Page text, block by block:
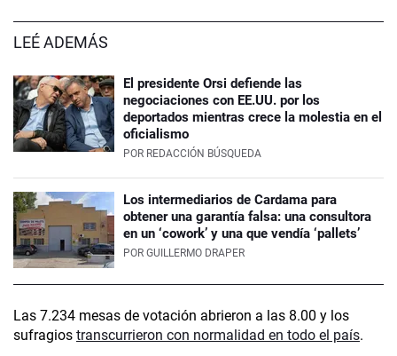
LEÉ ADEMÁS
El presidente Orsi defiende las
negociaciones con EE.UU. por los
deportados mientras crece la molestia en el
oficialismo
POR REDACCIÓN BÚSQUEDA
Los intermediarios de Cardama para
obtener una garantía falsa: una consultora
en un ‘cowork’ y una que vendía ‘pallets’
POR GUILLERMO DRAPER
Las 7.234 mesas de votación abrieron a las 8.00 y los
sufragios transcurrieron con normalidad en todo el país.